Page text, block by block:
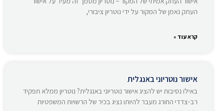
העתק נאמן של המקור על ידי נוטריון ציבורי,
קרא עוד »
אישור נוטריוני באנגלית
באילו נסיבות יש להציג אישור נוטריוני באנגלית? נוטריון ממלא תפקיד
רב-צדדי החורג מעבר להיותו נציג בכיר של הרשויות המשפטיות